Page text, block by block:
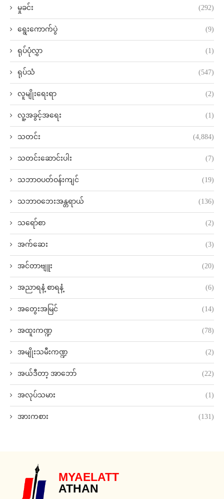
မှုခင်း (292)
ရွေးကောက်ပွဲ (9)
ရုပ်ပုံလွှာ (1)
ရုပ်သံ (547)
လူမျိုးရေးရာ (2)
လူ့အခွင့်အရေး (1)
သတင်း (4,884)
သတင်းဆောင်းပါး (7)
သဘာဝပတ်ဝန်းကျင် (19)
သဘာဝဘေးအန္တရာယ် (136)
သရော်စာ (2)
အက်ဆေး (3)
အင်တာဗျူး (20)
အညာရနံ့ စာရနံ့ (6)
အတွေးအမြင် (14)
အထူးကဏ္ဍ (78)
အမျိုးသမီးကဏ္ဍ (2)
အယ်ဒီတာ့ အာဘော် (22)
အလုပ်သမား (1)
အားကစား (131)
MYAELATT
ATHAN